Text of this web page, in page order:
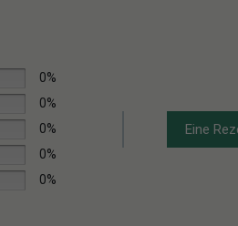
0%
0%
0%
0%
0%
Eine